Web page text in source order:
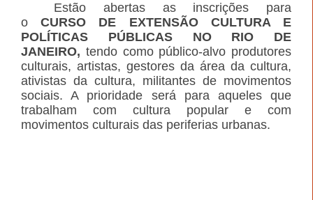
Estão abertas as inscrições para
oCURSO DE EXTENSÃO CULTURA E
POLÍTICAS PÚBLICAS NO RIO DE
JANEIRO, tendo como público-alvo produtores
culturais, artistas, gestores da área da cultura,
ativistas da cultura, militantes de movimentos
sociais. A prioridade será para aqueles que
trabalham com cultura popular e com
movimentos culturais das periferias urbanas.